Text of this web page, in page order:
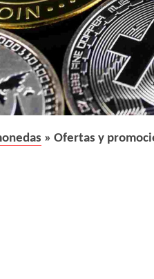
» Ofertas y